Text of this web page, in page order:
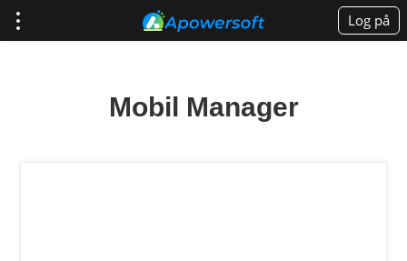
Log på
Mobil Manager